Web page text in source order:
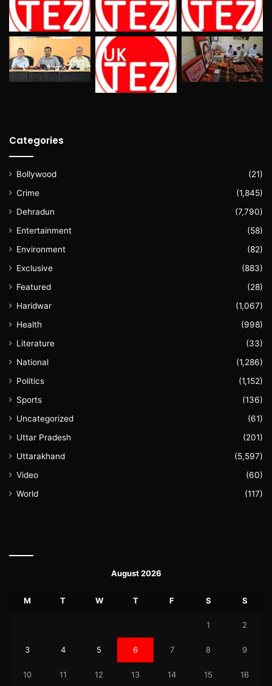
Categories
Bollywood
(21)
Crime
(1,845)
Dehradun
(7,790)
Entertainment
(58)
Environment
(82)
Exclusive
(883)
Featured
(28)
Haridwar
(1,067)
Health
(998)
Literature
(33)
National
(1,286)
Politics
(1,152)
Sports
(136)
Uncategorized
(61)
Uttar Pradesh
(201)
Uttarakhand
(5,597)
Video
(60)
World
(117)
August 2026
M T W T F S S
1 2
3 4 5 6 7 8 9
10 11 12 13 14 15 16